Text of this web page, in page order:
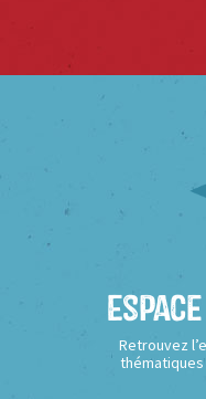
Retrouvez
thématiques